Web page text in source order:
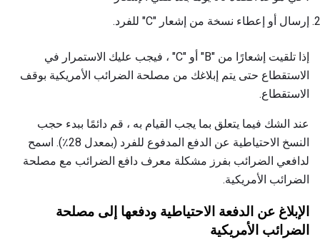
إرسال أو إعطاء نسخة من إشعار "C" للفرد.
إذا تلقيت إشعارًا من "B" أو "C" ، فيجب عليك الاستمرار في
الاستقطاع حتى يتم إبلاغك من مصلحة الضرائب الأمريكية بوقف
الاستقطاع.
عند الشك فيما يتعلق بما يجب القيام به ، قم دائمًا ببدء حجب
النسخ الاحتياطية عن الدفع المدفوع للفرد (بمعدل 28٪). اسمح
لدافعي الضرائب بفرز مشكلة معرف دافع الضرائب مع مصلحة
الضرائب الأمريكية.
الإبلاغ عن الدفعة الاحتياطية ودفعها إلى مصلحة
الضرائب الأمريكية